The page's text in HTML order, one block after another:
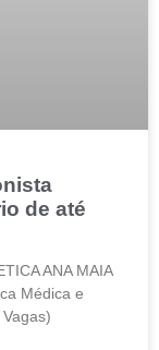
de até
ANA MAIA
Médica e